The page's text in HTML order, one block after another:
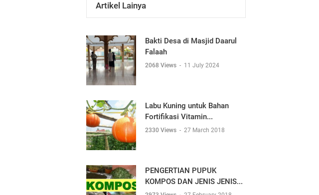
Artikel Lainya
Bakti Desa di Masjid Daarul
Falaah
2068 Views - 11 July 2024
Labu Kuning untuk Bahan
Fortifikasi Vitamin...
2330 Views - 27 March 2018
PENGERTIAN PUPUK
KOMPOS DAN JENIS JENIS...